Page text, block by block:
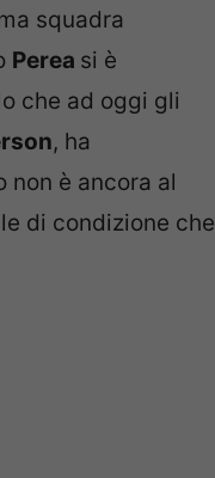
squadra
Perea si è
che ad oggi gli
, ha
non è ancora al
di condizione che